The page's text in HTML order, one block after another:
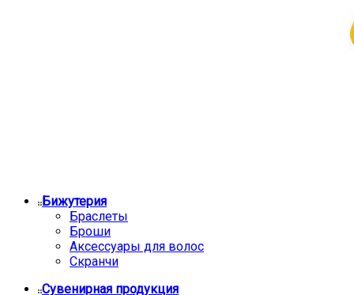
Бижутерия
Браслеты
Броши
Аксессуары для волос
Скранчи
Сувенирная продукция